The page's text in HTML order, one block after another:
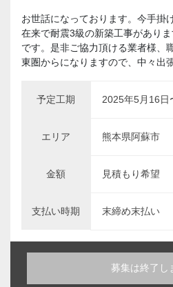
お世話になっております。今手掛
在来で耐震3級の新築工事があり
です。是非ご協力頂ける業者様、
東圏からになりますので、中々出
予定工期 2025年5月16日
エリア 熊本県阿蘇市
金額 見積もり希望
支払い時期 末締め末払い
募集は終了し